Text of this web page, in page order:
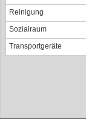
Reinigung
Sozialraum
Transportgeräte